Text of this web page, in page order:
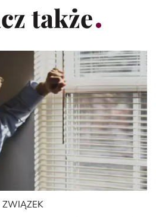
także
ZWIĄZEK